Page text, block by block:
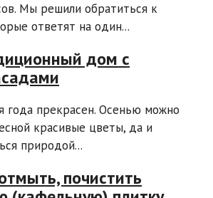
Мы решили обратиться к
ответят на один...
дом с
года прекрасен. Осенью можно
красивые цветы, да и
природой...
почистить